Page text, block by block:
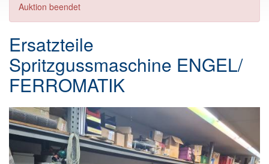
Auktion beendet
Ersatzteile
Spritzgussmaschine ENGEL/
FERROMATIK